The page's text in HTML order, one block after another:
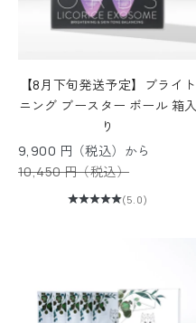
【8月下旬発送予定】ブライト
ニング ブースター ボール 箱入
り
セール価格
9,900 円（税込）から
通常価格
10,450 円（税込）
(5.0)